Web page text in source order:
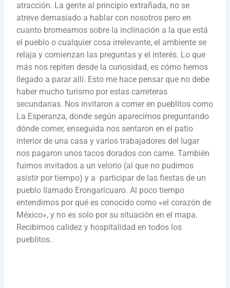
atracción. La gente al principio extrañada, no se
atreve demasiado a hablar con nosotros pero en
cuanto bromeamos sobre la inclinación a la que está
el pueblo o cualquier cosa irrelevante, el ambiente se
relaja y comienzan las preguntas y el interés. Lo que
más nos repiten desde la curiosidad, es cómo hemos
llegado a parar allí. Esto me hace pensar que no debe
haber mucho turismo por estas carreteras
secundarias. Nos invitaron a comer en pueblitos como
La Esperanza, donde según aparecimos preguntando
dónde comer, enseguida nos sentaron en el patio
interior de una casa y varios trabajadores del lugar
nos pagaron unos tacos dorados con carne. También
fuimos invitados a un velorio (al que no pudimos
asistir por tiempo) y a participar de las fiestas de un
pueblo llamado Erongarícuaro. Al poco tiempo
entendimos por qué es conocido como «el corazón de
México», y no es solo por su situación en el mapa.
Recibimos calidez y hospitalidad en todos los
pueblitos.